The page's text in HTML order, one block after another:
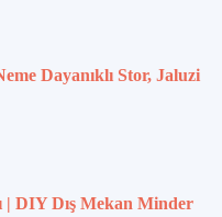
Dayanıklı Stor, Jaluzi
| DIY Dış Mekan Minder